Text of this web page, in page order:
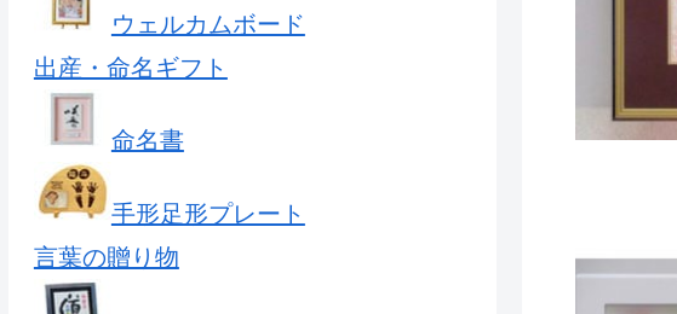
ウェルカムボード
出産・命名ギフト
命名書
手形足形プレート
言葉の贈り物